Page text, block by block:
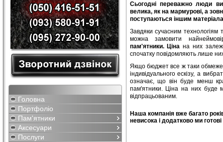
Головна
Портфоліо
Пам'ятники
Аксесуари
Послуги
Сьогодні переважно люди
велика, як на мармурові, а
поступаються іншим
Завдяки сучасним технологіям
можна замовити
пам'ятники. Ціна на них
спочатку повідомляють лише
Якщо бюджет все ж таки
індивідуального ескізу, а
означає, що він буде менш
пам'ятники. Ціна на них буде
відпрацьованим.
Наша компанія вже багато
невисока і додатково ми